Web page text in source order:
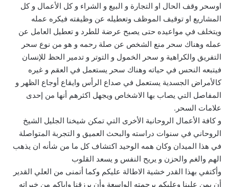
اوسحر وقف الحال او التجارة و البيع و الشراء و كل الأعمال و كل
المشاريع او توقيف الموظف وتعطيله عن وظيفته فيكره عمله
ويتخلف في مواعيده حتى يصبح عرضة للطرد و تعطيل العامل عن
عمله وهناك سحر منع الشخص عن صلة رحمه و هو من نوع سحر
التفريق والكراهية و سحر الخمول و التوتر و تدمير الحظ للإنسان
فيتبعه النحس في حياته وهناك سحر يستعمل في العقم و غيره
كالأمراض الجسدية يستعمل في صداع الرأس وايقاع أوجاع الظهر و
المفاصل التي يصاب بها الاشخاص ويجهل اكثرهم أنها من إحدى
علامات السحر.
و كافة الأعمال الروحانية الأخرى التي تمكن شيخنا الجليل الشيخ
الروحاني في سنوات دراسته والبحث العميق و التجربة المتواصلة
في هذا الميدان وكان همه الوحيد اكتشاف كل ما من شأنه ان يذهب
الهم والغم والحزن و يريح النفس و يسعد القلوب
وأكتفي بهذا القدر خشية الاطالة عليكم وكما أتمنى من العلي القدير
أن يمن علينا وعليكم برحمته الواسعة وأن يرزقنا واياكم من خيراته